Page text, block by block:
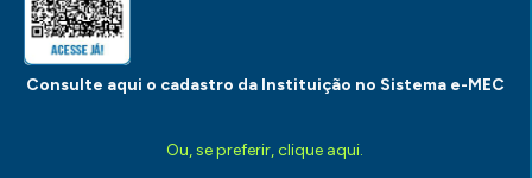
Consulte aqui o cadastro da Instituição no Sistema e-MEC
Ou, se preferir, clique aqui.